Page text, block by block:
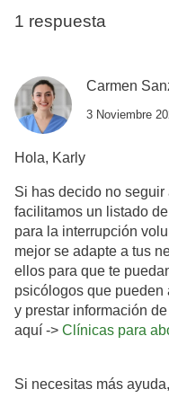
1 respuesta
Carmen
3 Noviembre
Hola, Karly
Si has decido no
facilitamos un listado
para la interrupción
mejor se adapte a tus
ellos para que te
psicólogos que pueden
y prestar información
aquí -> Clínicas para
Si necesitas más